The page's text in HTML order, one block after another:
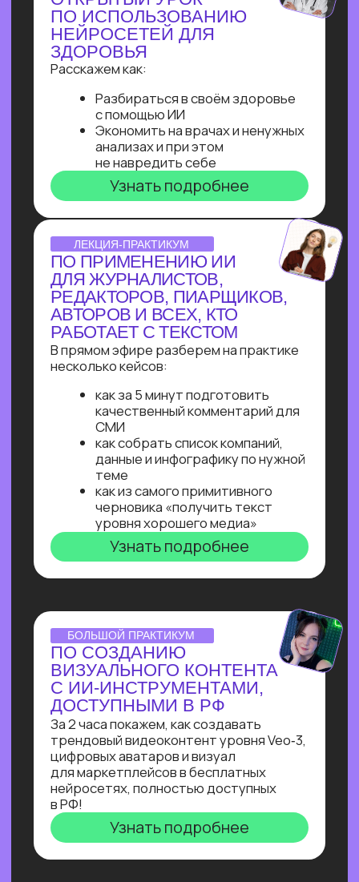
ОNLINE-ПРАКТИКУМ
ПО ЧАТ-БОТАМ
Узнай, как с нуля начать зарабатывать
на чат-ботах и уже через пару месяцев
и выйти на 100 т.р. за проект, создавая
востребованные решения для бизнеса
Узнайте, как освоить классическое
программирование и востребованные
методы разработкив 2−4 раза быстрее
с помощью нейросетей и no-соde
инструментов!
— Узнайте, как с нуля начать
зарабатывать на чат-ботах и уже через
пару месяцев и выйти на 100 т.р.
за проект, создавая востребованные
решения для бизнеса
Нейросети 28
IT-профессии 16
Для детей 8
Естественный интеллект 1
Высшее образование 2
ОNLINE-ПРАКТИКУМ
КАК СОБРАТЬ
ИНТЕРНЕТ МАГАЗИН
В БОТЕ ЗА 40 МИН.
С ПОМОЩЬЮ ИИ
В прямом эфире технический директор
Зерокодер за 40 минут соберет ИИ-
бота для заказов цветов без кода и
расскажет, сколько за это платят!
Узнать подробнее
ОНЛАЙН-ИНТЕНСИВ
СОЗДАЙ БОТА-
Промпт-инжиниринг
Чат-боты
Вайб-кодинг